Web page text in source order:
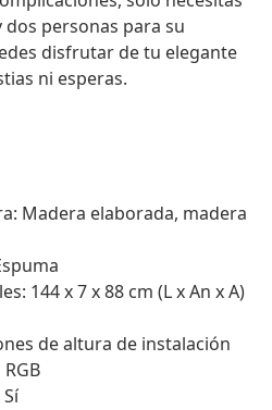
personas para su
disfrutar de tu elegante
ni esperas.
Madera elaborada, madera
144 x 7 x 88 cm (L x An x A)
de altura de instalación